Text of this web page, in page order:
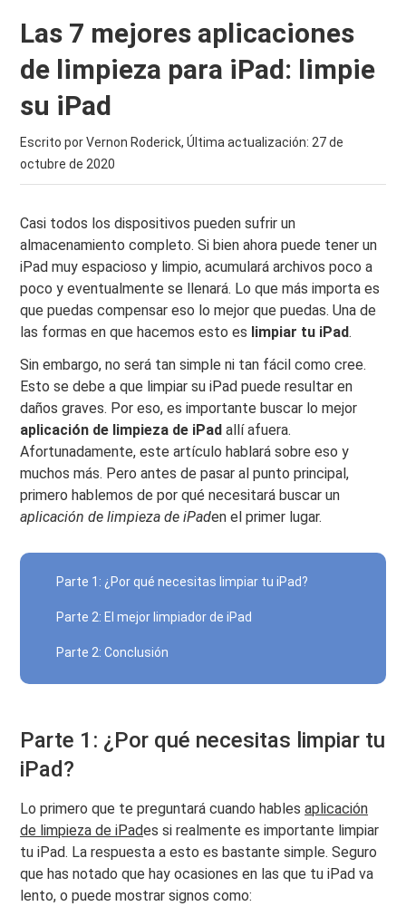
Las 7 mejores aplicaciones
de limpieza para iPad: limpie
su iPad
Escrito por Vernon Roderick, Última actualización: 27 de
octubre de 2020
Casi todos los dispositivos pueden sufrir un
almacenamiento completo. Si bien ahora puede tener un
iPad muy espacioso y limpio, acumulará archivos poco a
poco y eventualmente se llenará. Lo que más importa es
que puedas compensar eso lo mejor que puedas. Una de
las formas en que hacemos esto es limpiar tu iPad.
Sin embargo, no será tan simple ni tan fácil como cree.
Esto se debe a que limpiar su iPad puede resultar en
daños graves. Por eso, es importante buscar lo mejor
aplicación de limpieza de iPadallí afuera.
Afortunadamente, este artículo hablará sobre eso y
muchos más. Pero antes de pasar al punto principal,
primero hablemos de por qué necesitará buscar un
aplicación de limpieza de iPaden el primer lugar.
Parte 1: ¿Por qué necesitas limpiar tu iPad?
Parte 2: El mejor limpiador de iPad
Parte 2: Conclusión
Parte 1: ¿Por qué necesitas limpiar tu
iPad?
Lo primero que te preguntará cuando hablesaplicación
de limpieza de iPades si realmente es importante limpiar
tu iPad. La respuesta a esto es bastante simple. Seguro
que has notado que hay ocasiones en las que tu iPad va
lento, o puede mostrar signos como: